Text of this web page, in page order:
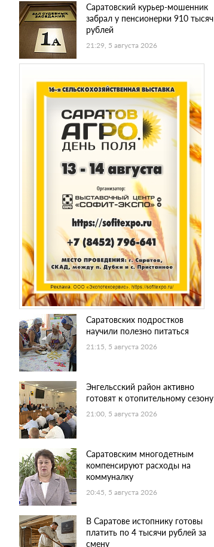
Саратовский курьер-мошенник
забрал у пенсионерки 910 тысяч
рублей
21:29, 5 августа 2026
Саратовских подростков
научили полезно питаться
21:15, 5 августа 2026
Энгельсский район активно
готовят к отопительному сезону
21:00, 5 августа 2026
Саратовским многодетным
компенсируют расходы на
коммуналку
20:45, 5 августа 2026
В Саратове истопнику готовы
платить по 4 тысячи рублей за
смену